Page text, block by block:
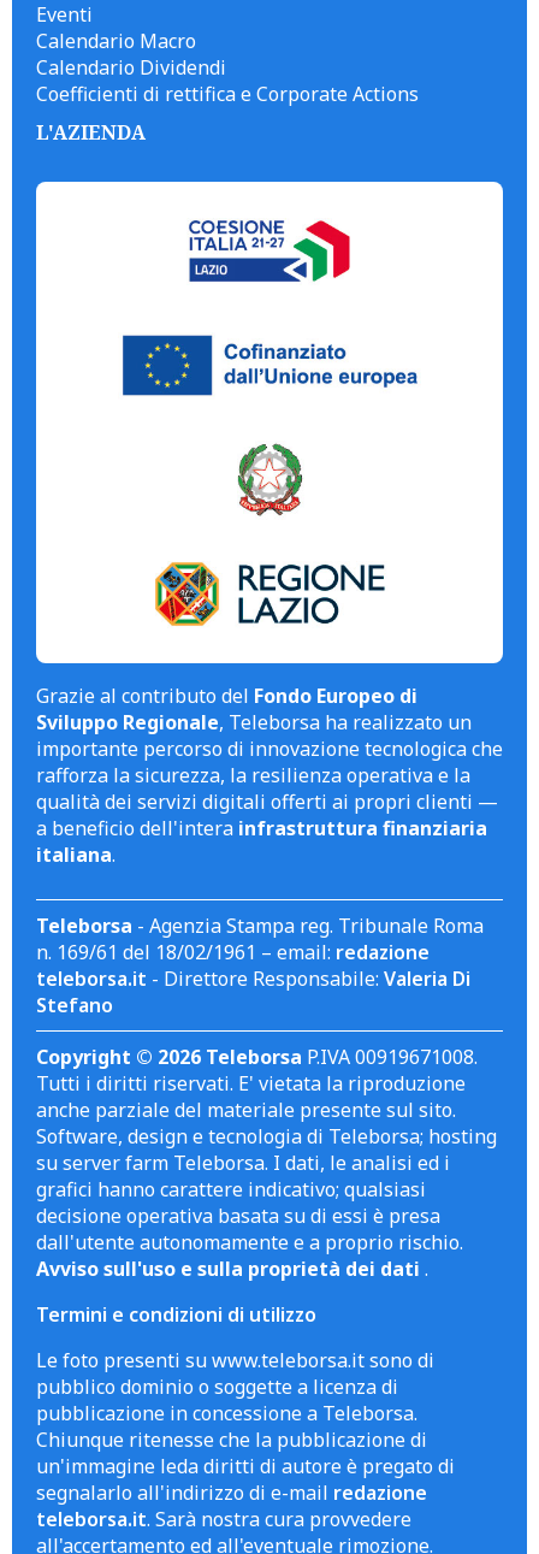
Eventi
Calendario Macro
Calendario Dividendi
Coefficienti di rettifica e Corporate Actions
L'AZIENDA
Grazie al contributo del Fondo Europeo di
Sviluppo Regionale, Teleborsa ha realizzato un
importante percorso di innovazione tecnologica che
rafforza la sicurezza, la resilienza operativa e la
qualità dei servizi digitali offerti ai propri clienti —
a beneficio dell'intera infrastruttura finanziaria
italiana.
Teleborsa - Agenzia Stampa reg. Tribunale Roma
n. 169/61 del 18/02/1961 – email: redazione
teleborsa.it - Direttore Responsabile: Valeria Di
Stefano
Copyright © 2026 Teleborsa P.IVA 00919671008.
Tutti i diritti riservati. E' vietata la riproduzione
anche parziale del materiale presente sul sito.
Software, design e tecnologia di Teleborsa; hosting
su server farm Teleborsa. I dati, le analisi ed i
grafici hanno carattere indicativo; qualsiasi
decisione operativa basata su di essi è presa
dall'utente autonomamente e a proprio rischio.
Avviso sull'uso e sulla proprietà dei dati .
Termini e condizioni di utilizzo
Le foto presenti su www.teleborsa.it sono di
pubblico dominio o soggette a licenza di
pubblicazione in concessione a Teleborsa.
Chiunque ritenesse che la pubblicazione di
un'immagine leda diritti di autore è pregato di
segnalarlo all'indirizzo di e-mail redazione
teleborsa.it. Sarà nostra cura provvedere
all'accertamento ed all'eventuale rimozione.